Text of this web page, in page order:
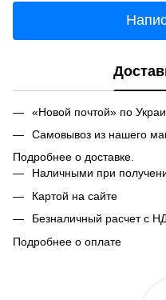
«Новой почтой» по
Самовывоз из нашего
Подробнее о доставке.
Наличными при
Картой на сайте
Безналичный расчет с
Подробнее о оплате